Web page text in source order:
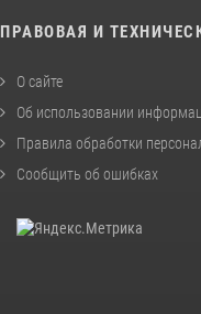
ПРАВОВАЯ И
О сайте
Об использовании
Правила обработки
Сообщить об ошибках